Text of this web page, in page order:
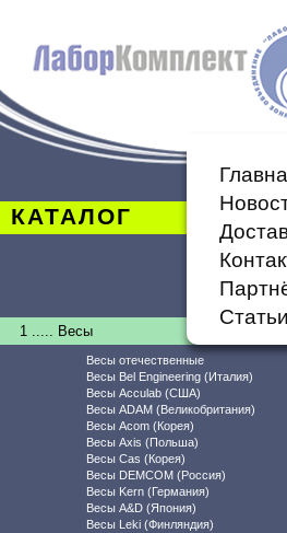
КАТАЛОГ
Статьи
1 ..... Весы
Весы отечественные
Весы Bel Engineering (Италия)
Весы Acculab (США)
Весы ADAM (Великобритания)
Весы Acom (Корея)
Весы Axis (Польша)
Весы Cas (Корея)
Весы DEMCOM (Россия)
Весы Kern (Германия)
Весы A&D (Япония)
Весы Leki (Финляндия)